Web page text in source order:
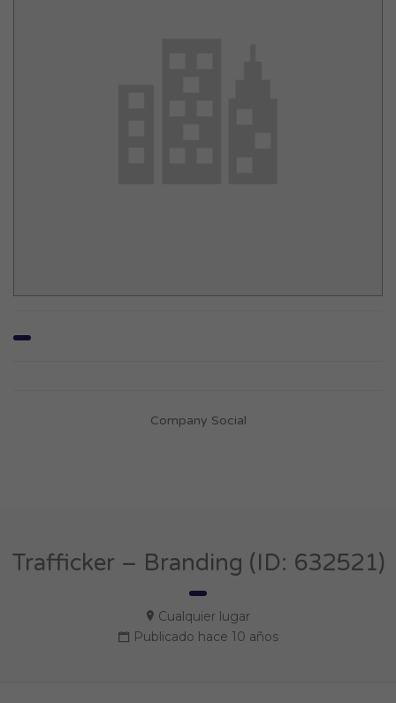
Company Social
Trafficker – Branding (ID: 632521)
Cualquier lugar
Publicado hace 10 años